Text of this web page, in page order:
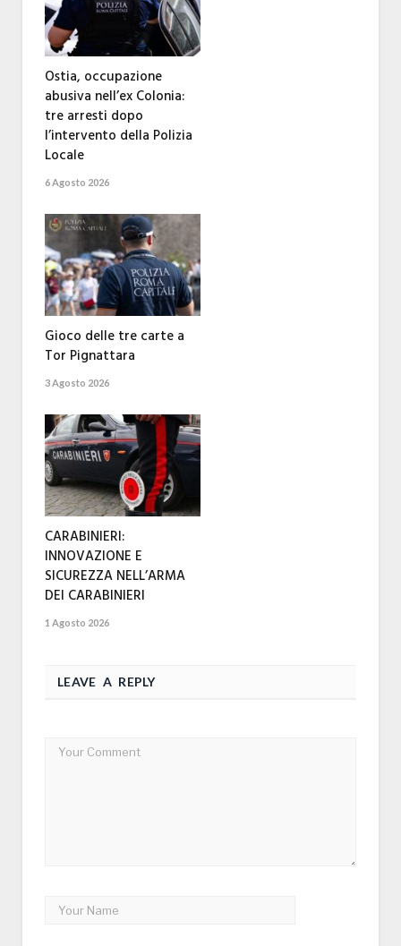
Ostia, occupazione
abusiva nell’ex Colonia:
tre arresti dopo
l’intervento della Polizia
Locale
6 Agosto 2026
Gioco delle tre carte a
Tor Pignattara
3 Agosto 2026
CARABINIERI:
INNOVAZIONE E
SICUREZZA NELL’ARMA
DEI CARABINIERI
1 Agosto 2026
LEAVE A REPLY